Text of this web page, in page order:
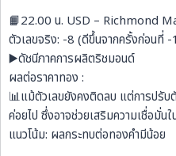
📙22.00 น. USD – Richmond
ตัวเลขจริง: -8 (ดีขึ้นจากครั้งก่อนที่
▶️ดัชนีภาคการผลิตริชมอนด์
ผลต่อราคาทอง :
📊แม้ตัวเลขยังคงติดลบ แต่การปรับ
ค่อยไป ซึ่งอาจช่วยเสริมความเชื่อมั่น
แนวโน้ม: ผลกระทบต่อทองคำมีน้อย